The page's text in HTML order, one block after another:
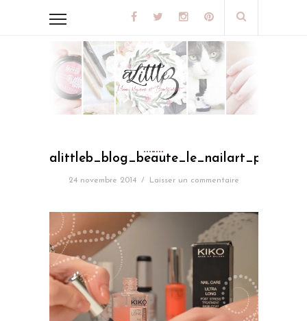
24 novembre 2014 / Laisser un commentaire